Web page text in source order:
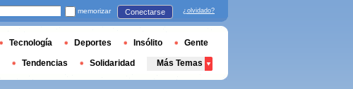
memorizar Conectarse ¿olvidado?
Tecnología Deportes Insólito Gente
Tendencias Solidaridad Más Temas